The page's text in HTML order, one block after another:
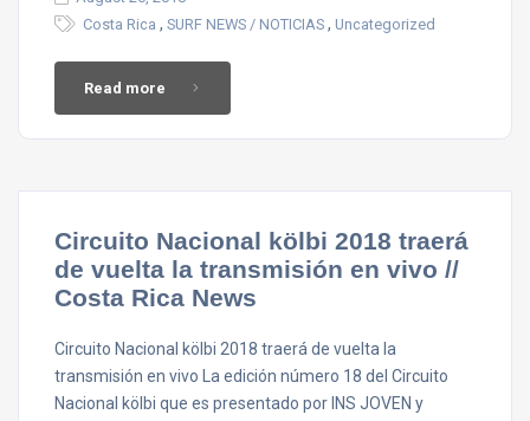
Costa Rica , SURF NEWS / NOTICIAS , Uncategorized
Read more
Circuito Nacional kölbi 2018 traerá
de vuelta la transmisión en vivo //
Costa Rica News
Circuito Nacional kölbi 2018 traerá de vuelta la
transmisión en vivo La edición número 18 del Circuito
Nacional kölbi que es presentado por INS JOVEN y